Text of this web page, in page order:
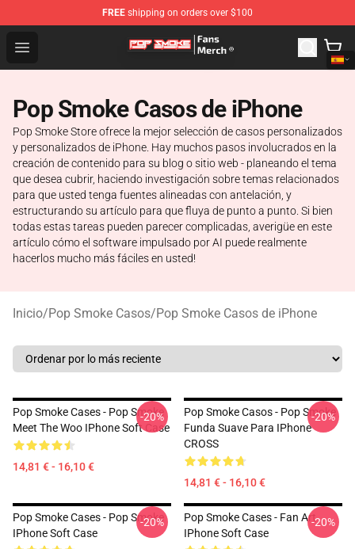
FREE shipping on orders over $100
Open menu
Pop Smoke Store - Official Pop Smoke Merchandise
Pop Smoke Casos de iPhone
Pop Smoke Store ofrece la mejor selección de casos personalizados
y personalizados de iPhone. Hay muchos pasos involucrados en la
creación de contenido para su blog o sitio web - planeando el tema
que desea cubrir, haciendo investigación sobre temas relacionados
para que usted tenga fuentes alineadas con antelación, y
estructurando su artículo para que fluya de punto a punto. Si bien
todas estas tareas pueden parecer complicadas, averigüe en este
artículo cómo el software impulsado por AI puede realmente
hacerlos mucho más fáciles en usted!
Inicio/Pop Smoke Casos/Pop Smoke Casos de iPhone
Pop Smoke Cases - Pop Smoke
Meet The Woo IPhone Soft Case
14,81 € - 16,10 €
-20%
Pop Smoke Casos - Pop Smoke
Funda Suave Para IPhone
CROSS
14,81 € - 16,10 €
-20%
Pop Smoke Cases - Pop Smoke
IPhone Soft Case
-20%
Pop Smoke Cases - Fan Art
IPhone Soft Case
-20%